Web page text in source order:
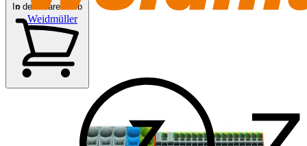
Weidmüller
In den Warenkorb